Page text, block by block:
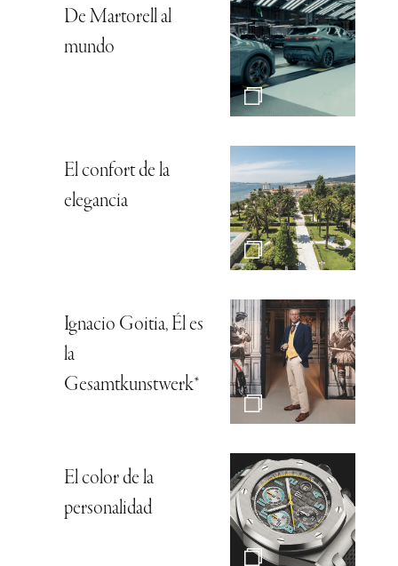
De Martorell al
mundo
El confort de la
elegancia
Ignacio Goitia, Él es
la
Gesamtkunstwerk*
El color de la
personalidad